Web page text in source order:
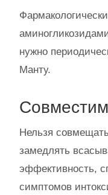
нужно
Манту.
Нельзя
замедлять
эффективность,
симптомов